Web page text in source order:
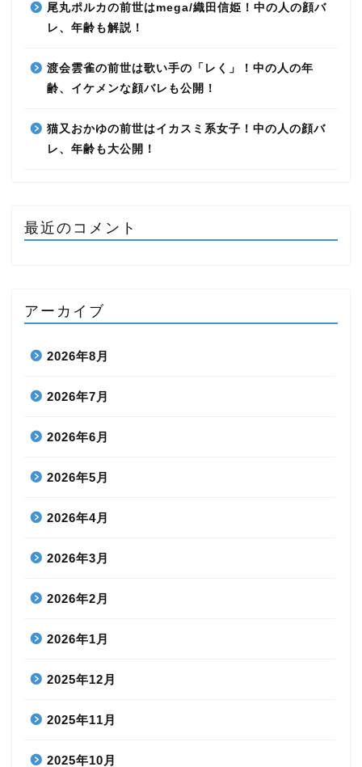
尾丸ポルカの前世はmega/織田信姫！中の人の顔バ
レ、年齢も解説！
渡会雲雀の前世は歌い手の「レく」！中の人の年
齢、イケメンな顔バレも公開！
猫又おかゆの前世はイカスミ系女子！中の人の顔バ
レ、年齢も大公開！
最近のコメント
アーカイブ
2026年8月
2026年7月
2026年6月
2026年5月
2026年4月
2026年3月
2026年2月
2026年1月
2025年12月
2025年11月
2025年10月